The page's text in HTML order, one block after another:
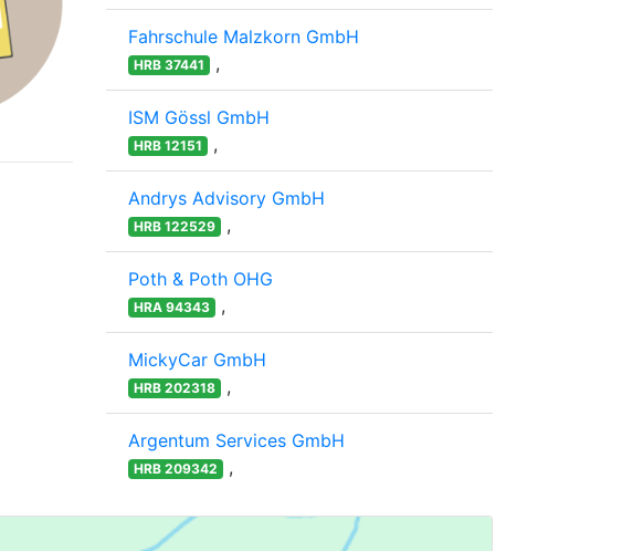
Fahrschule Malzkorn GmbH
HRB 37441 ,
ISM Gössl GmbH
HRB 12151 ,
Andrys Advisory GmbH
HRB 122529 ,
Poth & Poth OHG
HRA 94343 ,
MickyCar GmbH
HRB 202318 ,
Argentum Services GmbH
HRB 209342 ,